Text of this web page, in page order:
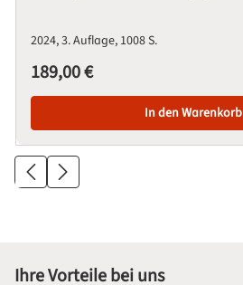
20243. Auflage 1008 S.
Regulärer Preis:
189,00 €
In den Warenkorb
Ihre Vorteile bei uns